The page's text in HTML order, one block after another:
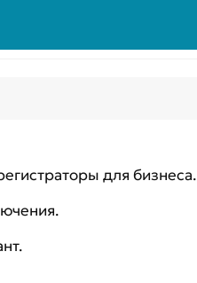
для бизнеса.